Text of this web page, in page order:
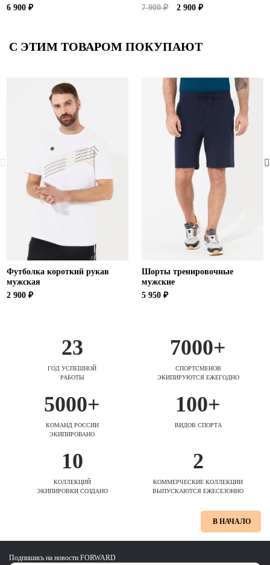
6 900 ₽
7 900 ₽
2 900 ₽
С ЭТИМ ТОВАРОМ ПОКУПАЮТ
Футболка короткий рукав
мужская
2 900 ₽
Шорты тренировочные
мужские
5 950 ₽
23
ГОД УСПЕШНОЙ
РАБОТЫ
7000+
СПОРТСМЕНОВ
ЭКИПИРУЮТСЯ ЕЖЕГОДНО
5000+
КОМАНД РОССИИ
ЭКИПИРОВАНО
100+
ВИДОВ СПОРТА
10
КОЛЛЕКЦИЙ
ЭКИПИРОВКИ СОЗДАНО
2
КОММЕРЧЕСКИЕ КОЛЛЕКЦИИ
ВЫПУСКАЮТСЯ ЕЖЕСЕЗОННО
В НАЧАЛО
Подпишись на новости FORWARD